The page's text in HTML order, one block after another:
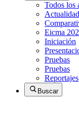
Todos los
Actualidad
Eicma
Iniciación
Pruebas
Pruebas
Reportajes
Buscar